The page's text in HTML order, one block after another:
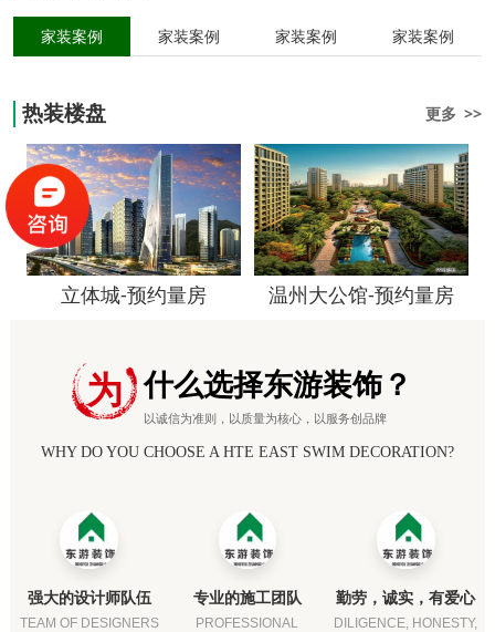
家装案例 家装案例 家装案例 家装案例
热装楼盘 更多 >>
立体城-预约量房 温州大公馆-预约量房
为 什么选择东游装饰？
以诚信为准则，以质量为核心，以服务创品牌
WHY DO YOU CHOOSE A HTE EAST SWIM DECORATION?
强大的设计师队伍
TEAM OF DESIGNERS
专业的施工团队
PROFESSIONAL
勤劳，诚实，有爱心
DILIGENCE, HONESTY,